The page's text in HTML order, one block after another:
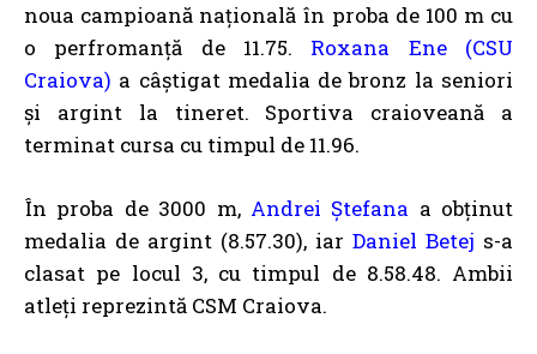
noua campioană națională în proba de 100 m cu
o perfromanță de 11.75. Roxana Ene (CSU
Craiova) a câștigat medalia de bronz la seniori
și argint la tineret. Sportiva craioveană a
terminat cursa cu timpul de 11.96.
În proba de 3000 m, Andrei Ștefana a obținut
medalia de argint (8.57.30), iar Daniel Betej s-a
clasat pe locul 3, cu timpul de 8.58.48. Ambii
atleți reprezintă CSM Craiova.